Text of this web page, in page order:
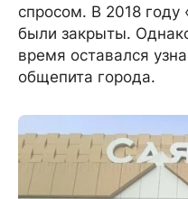
спросом. В 2018
были закрыты.
время оставался
общепита города.